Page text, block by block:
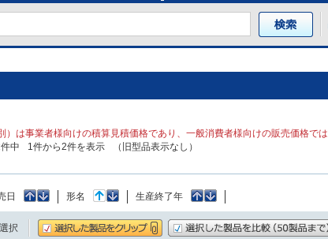
は事業者様向けの積算見積価格であり、一般消費者様向けの販売価格では
件中 1件から2件を表示 （旧型品表示なし）
日 形名 生産終了年
択